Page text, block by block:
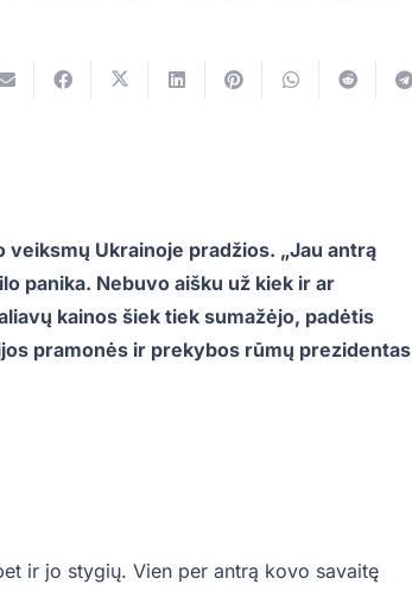
Ukrainoje pradžios. „Jau antrą
panika. Nebuvo aišku už kiek ir ar
kainos šiek tiek sumažėjo, padėtis
pramonės ir prekybos rūmų prezidentas
ir jo stygių. Vien per antrą kovo savaitę